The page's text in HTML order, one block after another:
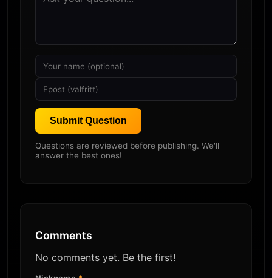
Submit Question
Questions are reviewed before publishing. We'll
answer the best ones!
Comments
No comments yet. Be the first!